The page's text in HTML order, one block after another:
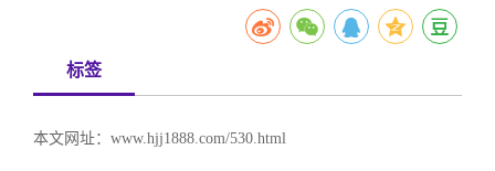
标签
本文网址： www.hjj1888.com/530.html